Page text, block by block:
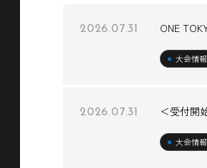
2026.07.31 ONE
大会情報
2026.07.31 ＜受付開
大会情報